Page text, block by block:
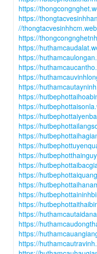
https://
https://
//
https://
https://
https://
https://
https://
https://
https://
https://
https://
https://
https://
https://
https://
https://
https://
https://
https://
https://
https://
https://
https://
https://